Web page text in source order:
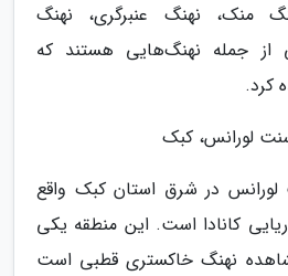
منک، نهنگ عنبرگری، نهنگ
جمله نهنگ‌هایی هستند که
کرد.
لورانس، کبک
در شرق استان کبک واقع
کانادا است. این منطقه یکی
نهنگ خاکستری قطبی است